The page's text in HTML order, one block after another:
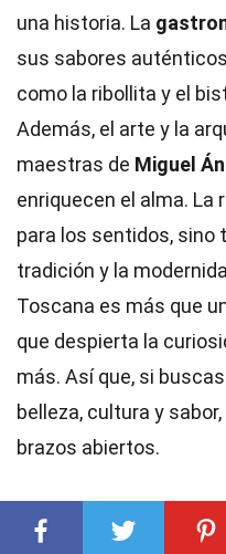
una historia. La
sus sabores
como la ribollita y el
Además, el arte y la
maestras de Miguel
enriquecen el alma. La
para los sentidos, sino
tradición y la
Toscana es más que
que despierta la
más. Así que, si
belleza, cultura y
brazos abiertos.